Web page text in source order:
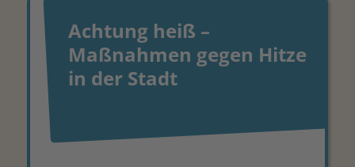
Achtung heiß –
Maßnahmen gegen Hitze
in der Stadt